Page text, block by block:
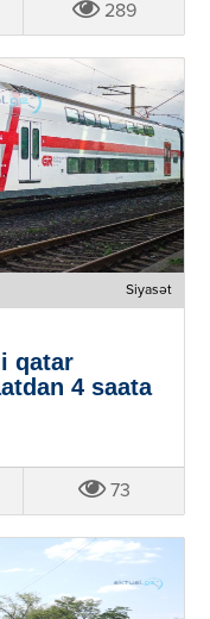
289
Siyasət
qatar
4 saata
73